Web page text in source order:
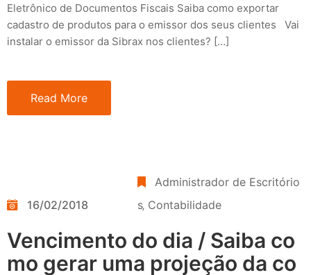
Eletrônico de Documentos Fiscais Saiba como exportar
cadastro de produtos para o emissor dos seus clientes Vai
instalar o emissor da Sibrax nos clientes? […]
Read More
16/02/2018
Administrador de Escritório
s‚ Contabilidade
Vencimento do dia / Saiba co
mo gerar uma projeção da co